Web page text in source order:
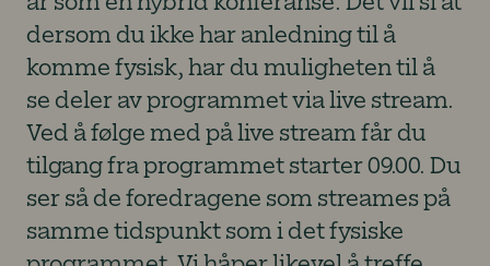
dersom du ikke har anledning til å
komme fysisk, har du muligheten til å
se deler av programmet via live stream.
Ved å følge med på live stream får du
tilgang fra programmet starter 09.00. Du
ser så de foredragene som streames på
samme tidspunkt som i det fysiske